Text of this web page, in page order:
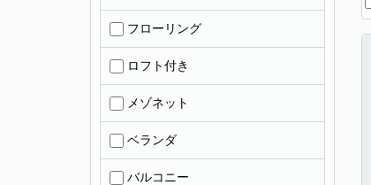
フローリング
ロフト付き
メゾネット
ベランダ
バルコニー